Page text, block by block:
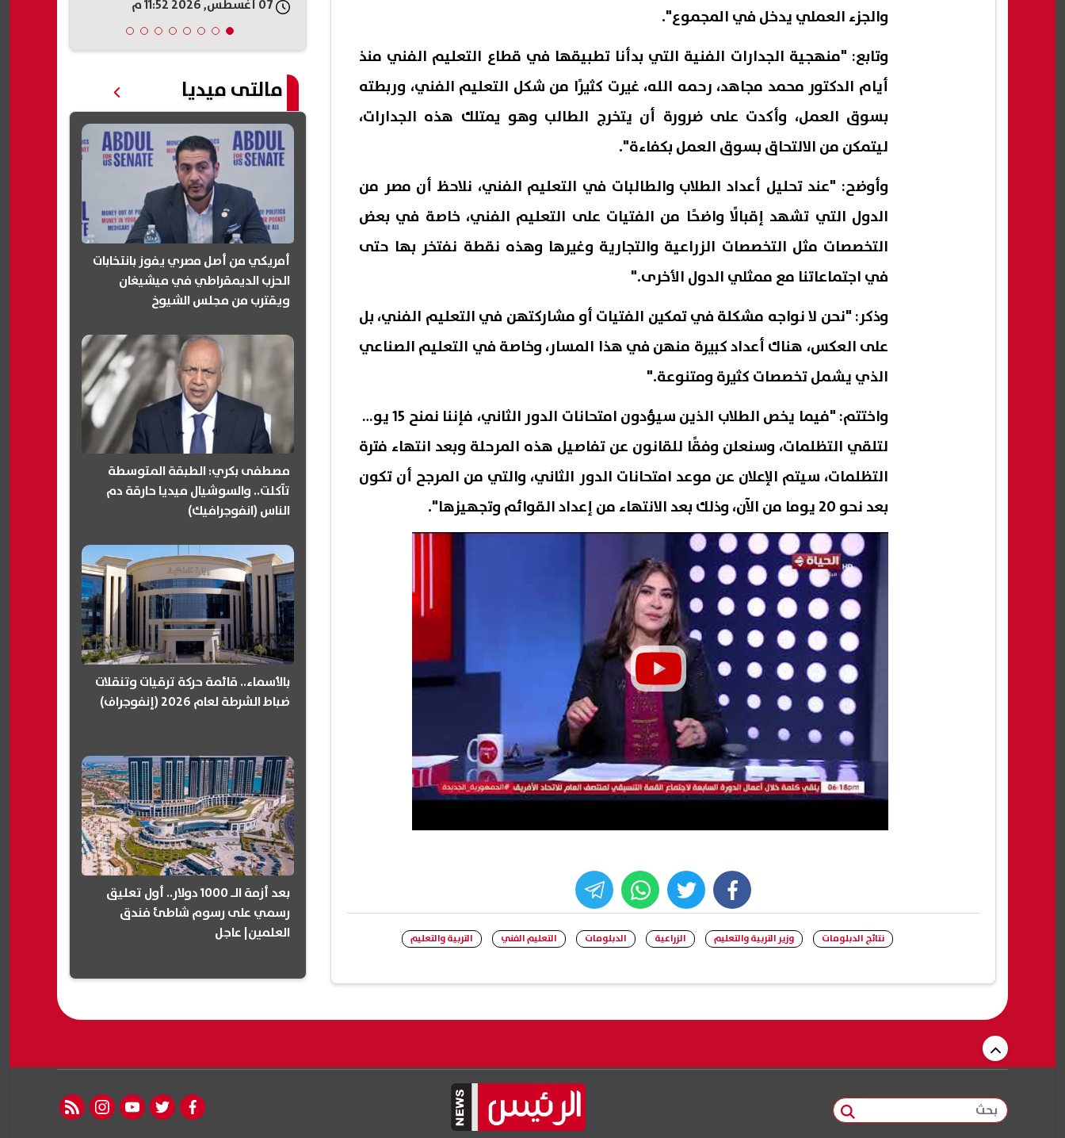
والجزء العملي يدخل في المجموع".
وتابع: "منهجية الجدارات الفنية التي بدأنا تطبيقها في قطاع التعليم الفني منذ
أيام الدكتور محمد مجاهد، رحمه الله، غيرت كثيرًا من شكل التعليم الفني، وربطته
بسوق العمل، وأكدت على ضرورة أن يتخرج الطالب وهو يمتلك هذه الجدارات،
ليتمكن من الالتحاق بسوق العمل بكفاءة".
وأوضح: "عند تحليل أعداد الطلاب والطالبات في التعليم الفني، نلاحظ أن مصر من
الدول التي تشهد إقبالًا واضحًا من الفتيات على التعليم الفني، خاصة في بعض
التخصصات مثل التخصصات الزراعية والتجارية وغيرها وهذه نقطة نفتخر بها حتى
في اجتماعاتنا مع ممثلي الدول الأخرى."
وذكر: "نحن لا نواجه مشكلة في تمكين الفتيات أو مشاركتهن في التعليم الفني، بل
على العكس، هناك أعداد كبيرة منهن في هذا المسار، وخاصة في التعليم الصناعي
الذي يشمل تخصصات كثيرة ومتنوعة."
واختتم: "فيما يخص الطلاب الذين سيؤدون امتحانات الدور الثاني، فإننا نمنح 15 يومًا
لتلقي التظلمات، وسنعلن وفقًا للقانون عن تفاصيل هذه المرحلة وبعد انتهاء فترة
التظلمات، سيتم الإعلان عن موعد امتحانات الدور الثاني، والتي من المرجح أن تكون
بعد نحو 20 يوما من الآن، وذلك بعد الانتهاء من إعداد القوائم وتجهيزها".
facebook
twitter
whats
نتائج الدبلومات وزير التربية والتعليم الزراعية الدبلومات التعليم الفني التربية والتعليم
مالتى ميديا
أمريكي من أصل مصري يفوز بانتخابات
الحزب الديمقراطي في ميشيغان
ويقترب من مجلس الشيوخ
مصطفى بكري: الطبقة المتوسطة
تآكلت.. والسوشيال ميديا حارقة دم
الناس (انفوجرافيك)
بالأسماء.. قائمة حركة ترقيات وتنقلات
ضباط الشرطة لعام 2026 (إنفوجراف)
بعد أزمة الـ 1000 دولار.. أول تعليق
رسمي على رسوم شاطئ فندق
العلمين| عاجل
بحث facebook
twitter
youtube
instagram
rss feed